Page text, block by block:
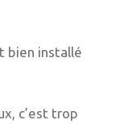
bien installé
c’est trop